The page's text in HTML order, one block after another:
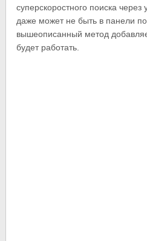
суперскоростного поиска
даже может не быть в панели
вышеописанный метод
будет работать.